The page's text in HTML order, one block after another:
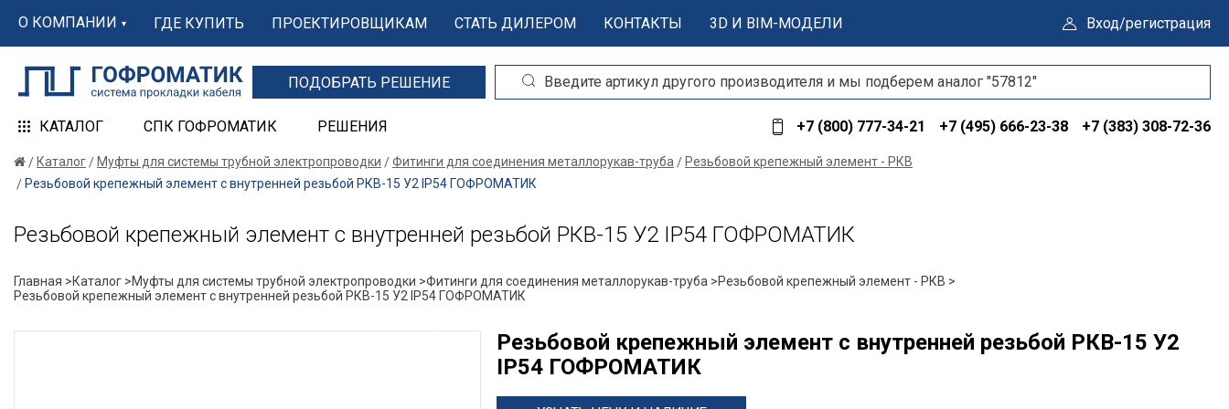
О КОМПАНИИ ГДЕ КУПИТЬ ПРОЕКТИРОВЩИКАМ СТАТЬ ДИЛЕРОМ КОНТАКТЫ 3D И BIM-МОДЕЛИ Вход/регистрация
ПОДОБРАТЬ РЕШЕНИЕ
КАТАЛОГ СПК ГОФРОМАТИК РЕШЕНИЯ +7 (800) 777-34-21 +7 (495) 666-23-38 +7 (383) 308-72-36
Каталог Муфты для системы трубной электропроводки Фитинги для соединения металлорукав-труба
Резьбовой крепежный элемент - РКВ
Резьбовой крепежный элемент с внутренней резьбой РКВ-15 У2 IP54 ГОФРОМАТИК
Резьбовой крепежный элемент с внутренней резьбой РКВ-15 У2 IP54 ГОФРОМАТИК
Главная >Каталог >Муфты для системы трубной электропроводки >Фитинги для соединения металлорукав-труба >Резьбовой крепежный элемент - РКВ >
Резьбовой крепежный элемент с внутренней резьбой РКВ-15 У2 IP54 ГОФРОМАТИК
Резьбовой крепежный элемент с внутренней резьбой РКВ-15 У2
IP54 ГОФРОМАТИК